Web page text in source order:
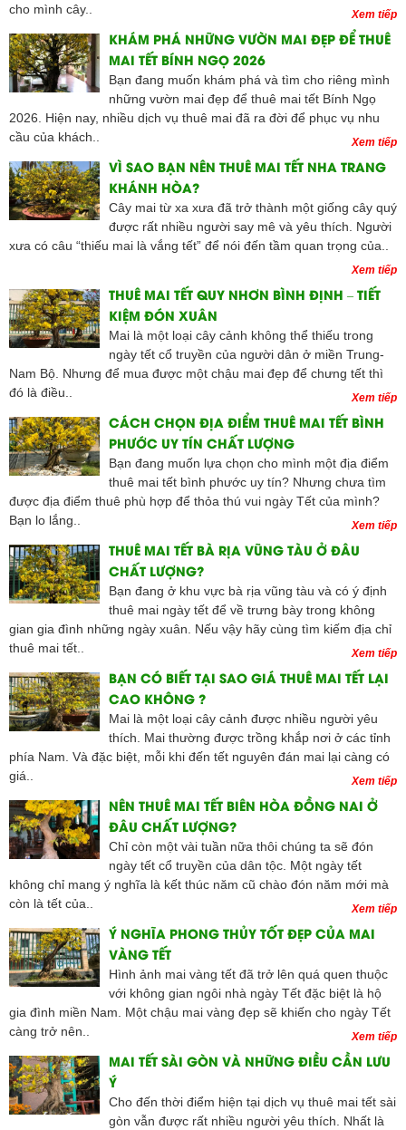
cho mình cây..
Xem tiếp
KHÁM PHÁ NHỮNG VƯỜN MAI ĐẸP ĐỂ THUÊ
MAI TẾT BÍNH NGỌ 2026
Bạn đang muốn khám phá và tìm cho riêng mình
những vườn mai đẹp để thuê mai tết Bính Ngọ
2026. Hiện nay, nhiều dịch vụ thuê mai đã ra đời để phục vụ nhu
cầu của khách..
Xem tiếp
VÌ SAO BẠN NÊN THUÊ MAI TẾT NHA TRANG
KHÁNH HÒA?
Cây mai từ xa xưa đã trở thành một giống cây quý
được rất nhiều người say mê và yêu thích. Người
xưa có câu “thiếu mai là vắng tết” để nói đến tầm quan trọng của..
Xem tiếp
THUÊ MAI TẾT QUY NHƠN BÌNH ĐỊNH – TIẾT
KIỆM ĐÓN XUÂN
Mai là một loại cây cảnh không thể thiếu trong
ngày tết cổ truyền của người dân ở miền Trung-
Nam Bộ. Nhưng để mua được một chậu mai đẹp để chưng tết thì
đó là điều..
Xem tiếp
CÁCH CHỌN ĐỊA ĐIỂM THUÊ MAI TẾT BÌNH
PHƯỚC UY TÍN CHẤT LƯỢNG
Bạn đang muốn lựa chọn cho mình một địa điểm
thuê mai tết bình phước uy tín? Nhưng chưa tìm
được địa điểm thuê phù hợp để thỏa thú vui ngày Tết của mình?
Bạn lo lắng..
Xem tiếp
THUÊ MAI TẾT BÀ RỊA VŨNG TÀU Ở ĐÂU
CHẤT LƯỢNG?
Bạn đang ở khu vực bà rịa vũng tàu và có ý định
thuê mai ngày tết để về trưng bày trong không
gian gia đình những ngày xuân. Nếu vậy hãy cùng tìm kiếm địa chỉ
thuê mai tết..
Xem tiếp
BẠN CÓ BIẾT TẠI SAO GIÁ THUÊ MAI TẾT LẠI
CAO KHÔNG ?
Mai là một loại cây cảnh được nhiều người yêu
thích. Mai thường được trồng khắp nơi ở các tỉnh
phía Nam. Và đặc biệt, mỗi khi đến tết nguyên đán mai lại càng có
giá..
Xem tiếp
NÊN THUÊ MAI TẾT BIÊN HÒA ĐỒNG NAI Ở
ĐÂU CHẤT LƯỢNG?
Chỉ còn một vài tuần nữa thôi chúng ta sẽ đón
ngày tết cổ truyền của dân tộc. Một ngày tết
không chỉ mang ý nghĩa là kết thúc năm cũ chào đón năm mới mà
còn là tết của..
Xem tiếp
Ý NGHĨA PHONG THỦY TỐT ĐẸP CỦA MAI
VÀNG TẾT
Hình ảnh mai vàng tết đã trở lên quá quen thuộc
với không gian ngôi nhà ngày Tết đặc biệt là hộ
gia đình miền Nam. Một chậu mai vàng đẹp sẽ khiến cho ngày Tết
càng trở nên..
Xem tiếp
MAI TẾT SÀI GÒN VÀ NHỮNG ĐIỀU CẦN LƯU
Ý
Cho đến thời điểm hiện tại dịch vụ thuê mai tết sài
gòn vẫn được rất nhiều người yêu thích. Nhất là